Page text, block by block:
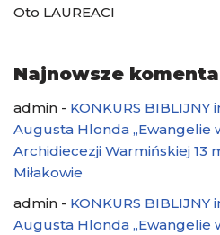
Oto LAUREACI
Najnowsze
admin - KONKURS BIBLIJNY
Augusta Hlonda „Ewangelie
Archidiecezji Warmińskiej 13
Miłakowie
admin - KONKURS BIBLIJNY
Augusta Hlonda „Ewangelie